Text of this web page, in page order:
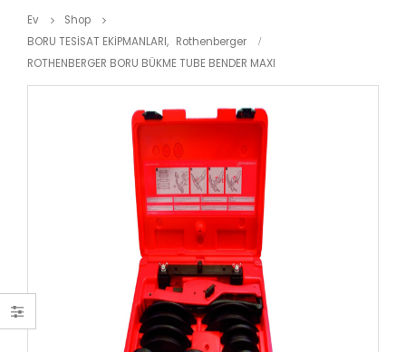
Ev
Shop
BORU TESİSAT EKİPMANLARI, Rothenberger
ROTHENBERGER BORU BÜKME TUBE BENDER MAXI